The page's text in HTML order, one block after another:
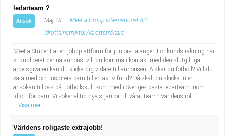
ledarteam ?
Ansök Maj 28
Meet a Group international AB
Idrottsinstruktör/Idrottstränare
Meet a Student är en jobbplattform för juniora talanger. För kunds räkning har
vi publicerat denna annons, vill du komma i kontakt med den slutgiltiga
arbetsgivaren kan du klicka dig vidare till annonsen: Älskar du fotboll? Vill du
vara med och inspirera barn till en aktiv fritid? Då skall du skicka in en
ansökan till oss på Fotbollskul! Kom med i Sveriges bästa ledarteam inom
idrott för barn! Vi söker alltid nya stjärnor till vårat team? Världens roli...
Visa mer
Världens roligaste extrajobb!